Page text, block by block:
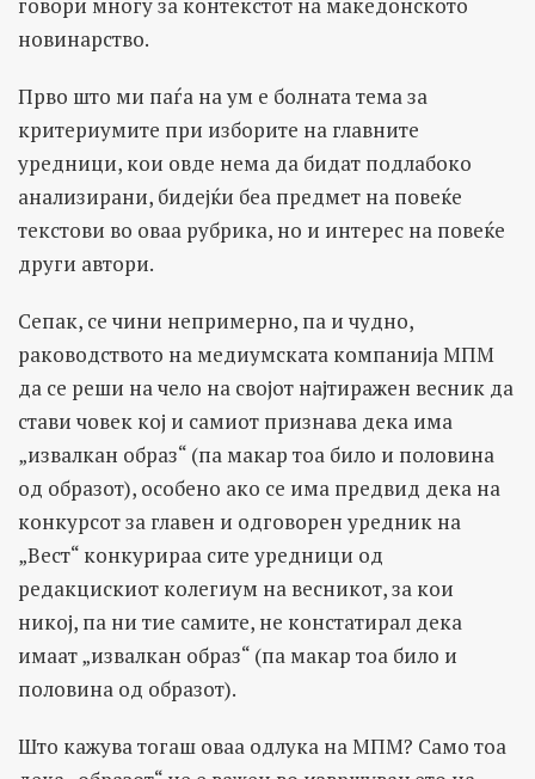
новинарство.
Прво што ми паѓа на ум е болната тема за
критериумите при изборите на главните
уредници, кои овде нема да бидат подлабоко
анализирани, бидејќи беа предмет на повеќе
текстови во оваа рубрика, но и интерес на повеќе
други автори.
Сепак, се чини непримерно, па и чудно,
раководството на медиумската компанија МПМ
да се реши на чело на својот најтиражен весник да
стави човек кој и самиот признава дека има
„извалкан образ“ (па макар тоа било и половина
од образот), особено ако се има предвид дека на
конкурсот за главен и одговорен уредник на
„Вест“ конкурираа сите уредници од
редакцискиот колегиум на весникот, за кои
никој, па ни тие самите, не констатирал дека
имаат „извалкан образ“ (па макар тоа било и
половина од образот).
Што кажува тогаш оваа одлука на МПМ? Само тоа